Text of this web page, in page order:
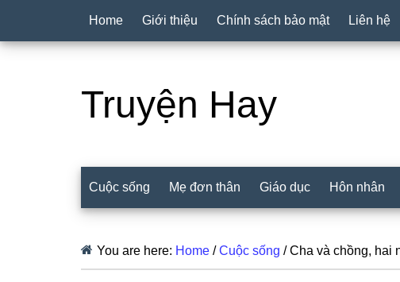
Home Giới thiệu Chính sách bảo mật Liên hệ
Truyện Hay
Cuộc sống Mẹ đơn thân Giáo dục Hôn nhân
You are here: Home / Cuộc sống /Cha và chồng, hai